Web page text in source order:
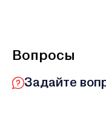
Вопросы
Задайте